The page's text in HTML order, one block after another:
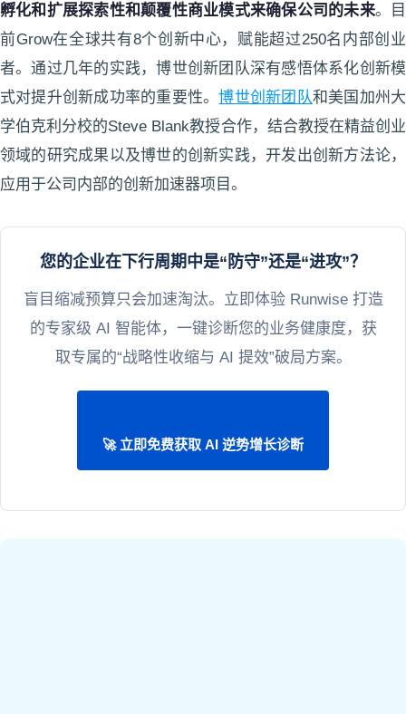
孵化和扩展探索性和颠覆性商业模式来确保公司的未来。目
前Grow在全球共有8个创新中心，赋能超过250名内部创业
者。通过几年的实践，博世创新团队深有感悟体系化创新模
式对提升创新成功率的重要性。博世创新团队和美国加州大
学伯克利分校的Steve Blank教授合作，结合教授在精益创业
领域的研究成果以及博世的创新实践，开发出创新方法论，
应用于公司内部的创新加速器项目。
您的企业在下行周期中是“防守”还是“进攻”？
盲目缩减预算只会加速淘汰。立即体验 Runwise 打造
的专家级 AI 智能体，一键诊断您的业务健康度，获
取专属的“战略性收缩与 AI 提效”破局方案。
🚀 立即免费获取 AI 逆势增长诊断